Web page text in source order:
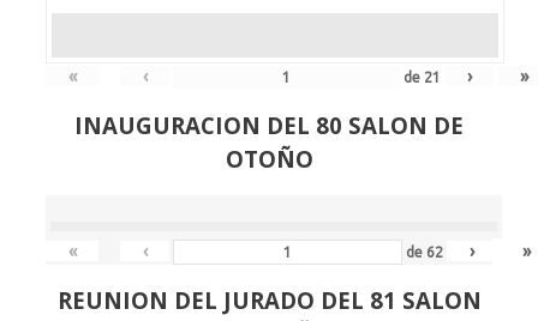
« ‹ de 21 › »
INAUGURACION DEL 80 SALON DE
OTOÑO
« ‹ de 62 › »
REUNION DEL JURADO DEL 81 SALON